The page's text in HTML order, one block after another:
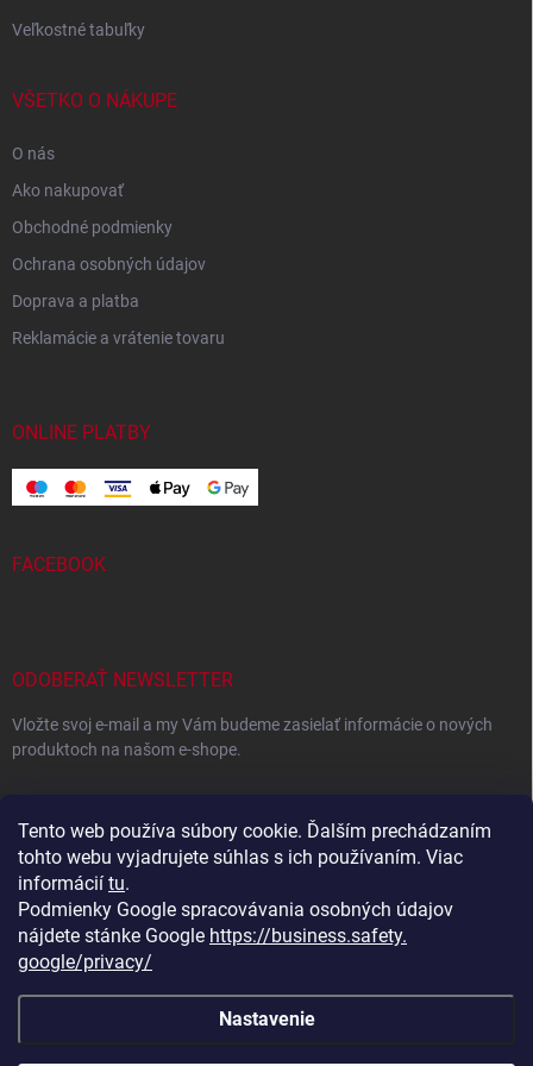
Tento web používa súbory cookie. Ďalším prechádzaním
tohto webu vyjadrujete súhlas s ich používaním. Viac
informácií tu.
Podmienky Google spracovávania osobných údajov
nájdete stánke Google https://business.safety.
google/privacy/
Nastavenie
Veľkostné tabuľky
VŠETKO O NÁKUPE
O nás
Ako nakupovať
Obchodné podmienky
Ochrana osobných údajov
Doprava a platba
Reklamácie a vrátenie tovaru
ONLINE PLATBY
FACEBOOK
ODOBERAŤ NEWSLETTER
Vložte svoj e-mail a my Vám budeme zasielať informácie o nových
produktoch na našom e-shope.
Vložením e-mailu súhlasíte spodmienkami ochrany osobných
údajov
Prihlásiť sa